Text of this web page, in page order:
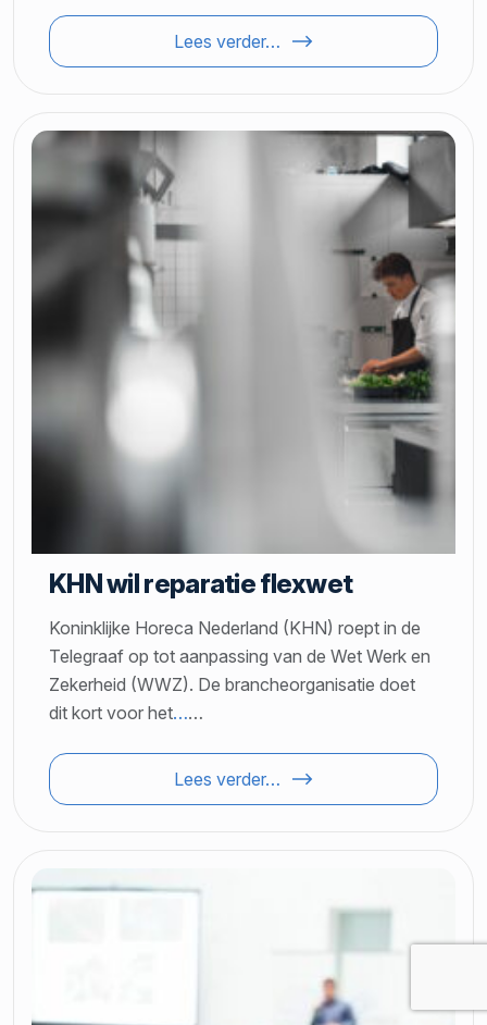
Lees verder…
KHN wil reparatie flexwet
Koninklijke Horeca Nederland (KHN) roept in de
Telegraaf op tot aanpassing van de Wet Werk en
Zekerheid (WWZ). De brancheorganisatie doet
dit kort voor het……
Lees verder…